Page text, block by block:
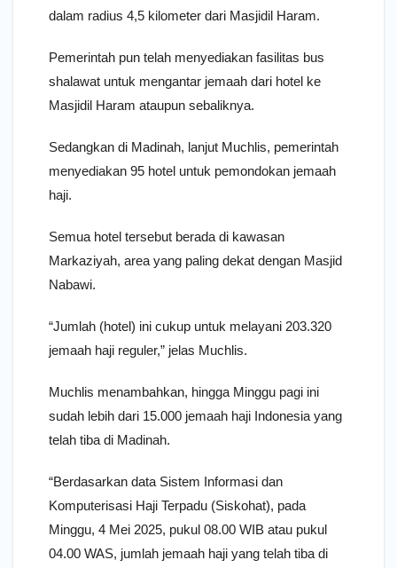
dalam radius 4,5 kilometer dari Masjidil Haram.
Pemerintah pun telah menyediakan fasilitas bus
shalawat untuk mengantar jemaah dari hotel ke
Masjidil Haram ataupun sebaliknya.
Sedangkan di Madinah, lanjut Muchlis, pemerintah
menyediakan 95 hotel untuk pemondokan jemaah
haji.
Semua hotel tersebut berada di kawasan
Markaziyah, area yang paling dekat dengan Masjid
Nabawi.
“Jumlah (hotel) ini cukup untuk melayani 203.320
jemaah haji reguler,” jelas Muchlis.
Muchlis menambahkan, hingga Minggu pagi ini
sudah lebih dari 15.000 jemaah haji Indonesia yang
telah tiba di Madinah.
“Berdasarkan data Sistem Informasi dan
Komputerisasi Haji Terpadu (Siskohat), pada
Minggu, 4 Mei 2025, pukul 08.00 WIB atau pukul
04.00 WAS, jumlah jemaah haji yang telah tiba di